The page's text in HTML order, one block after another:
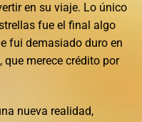
en su viaje. Lo único
fue el final algo
fui demasiado duro en
merece crédito por
nueva realidad,